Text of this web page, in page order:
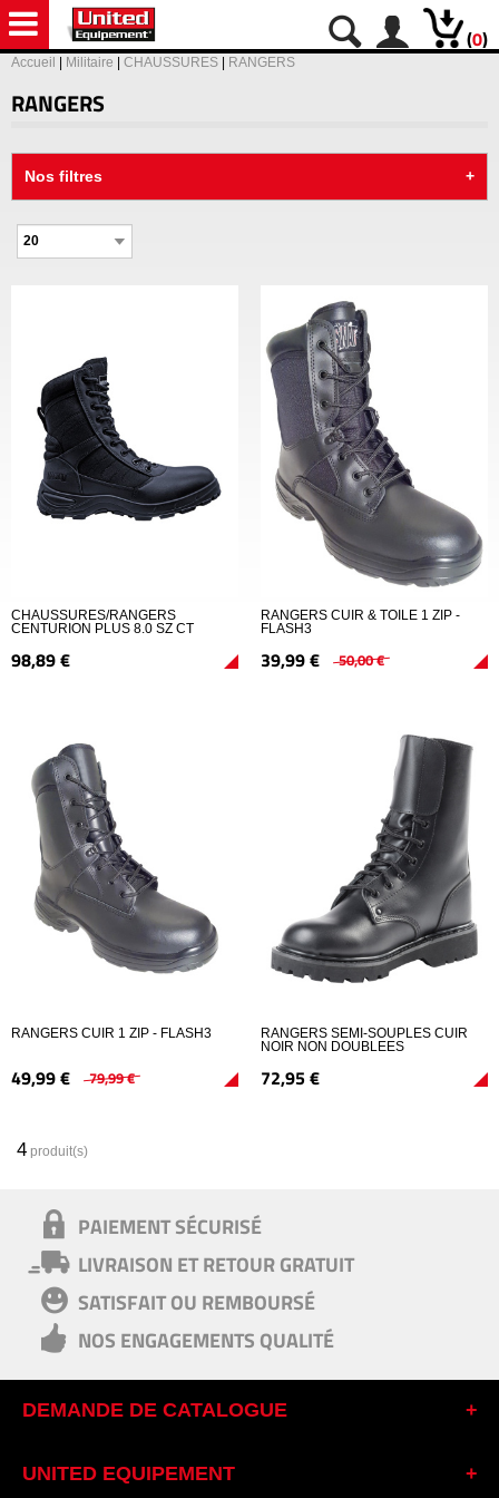
(0)
Accueil Militaire CHAUSSURES RANGERS
RANGERS
CHAUSSURES/RANGERS
CENTURION PLUS 8.0 SZ CT
98,89€
RANGERS CUIR & TOILE 1 ZIP -
FLASH3
39,99€ 50,00€
RANGERS CUIR 1 ZIP - FLASH3
49,99€ 79,99€
RANGERS SEMI-SOUPLES CUIR
NOIR NON DOUBLEES
72,95€
4 produit(s)
PAIEMENT SÉCURISÉ
LIVRAISON ET RETOUR GRATUIT
SATISFAIT OU REMBOURSÉ
NOS ENGAGEMENTS QUALITÉ
DEMANDE DE CATALOGUE
UNITED EQUIPEMENT